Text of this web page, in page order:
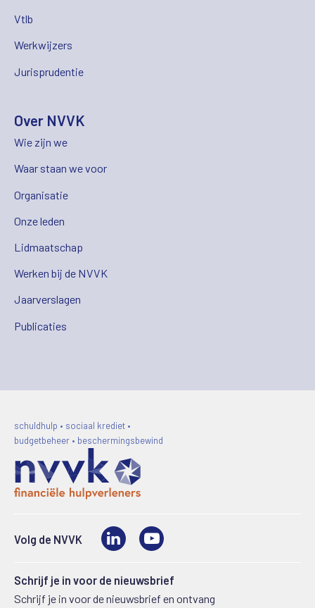
Vtlb
Werkwijzers
Jurisprudentie
Over NVVK
Wie zijn we
Waar staan we voor
Organisatie
Onze leden
Lidmaatschap
Werken bij de NVVK
Jaarverslagen
Publicaties
schuldhulp • sociaal krediet •
budgetbeheer • beschermingsbewind
Volg de NVVK LinkedIn
Schrijf je in voor de nieuwsbrief
Schrijf je in voor de nieuwsbrief en ontvang